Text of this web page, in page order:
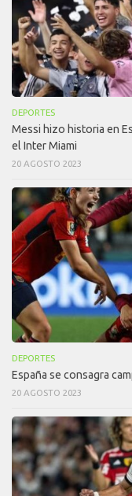
DEPORTES
Messi hizo historia en
el Inter Miami
20 AGOSTO 2023
DEPORTES
España se consagra
20 AGOSTO 2023